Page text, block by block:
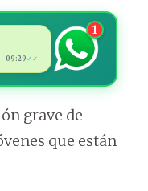
09:29 ✓✓
1
grave de
que están